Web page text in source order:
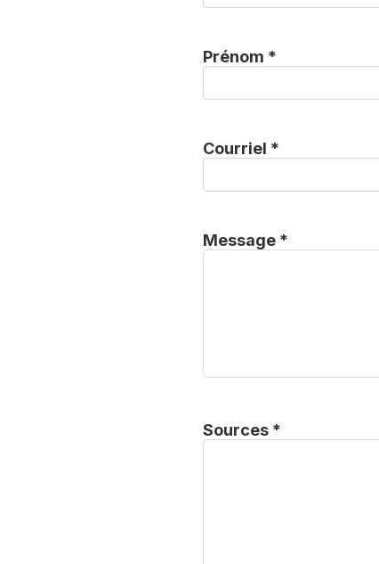
Prénom *
Courriel *
Message *
Sources *